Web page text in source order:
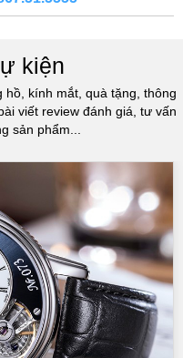
kiện
kính mắt, quà tặng, thông
viết review đánh giá, tư vấn
sản phẩm...